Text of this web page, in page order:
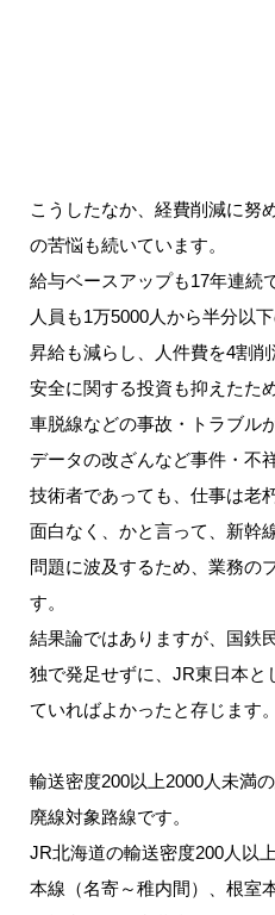
こうしたなか、経費削減に努
の苦悩も続いています。
給与ベースアップも17年連続
人員も1万5000人から半分以
昇給も減らし、人件費を4割削
安全に関する投資も抑えたた
車脱線などの事故・トラブル
データの改ざんなど事件・不
技術者であっても、仕事は老
面白なく、かと言って、新幹
問題に波及するため、業務の
す。
結果論ではありますが、国鉄
独で発足せずに、JR東日本と
ていればよかったと存じます。
輸送密度200以上2000人未満
廃線対象路線です。
JR北海道の輸送密度200人以
本線（名寄～稚内間）、根室